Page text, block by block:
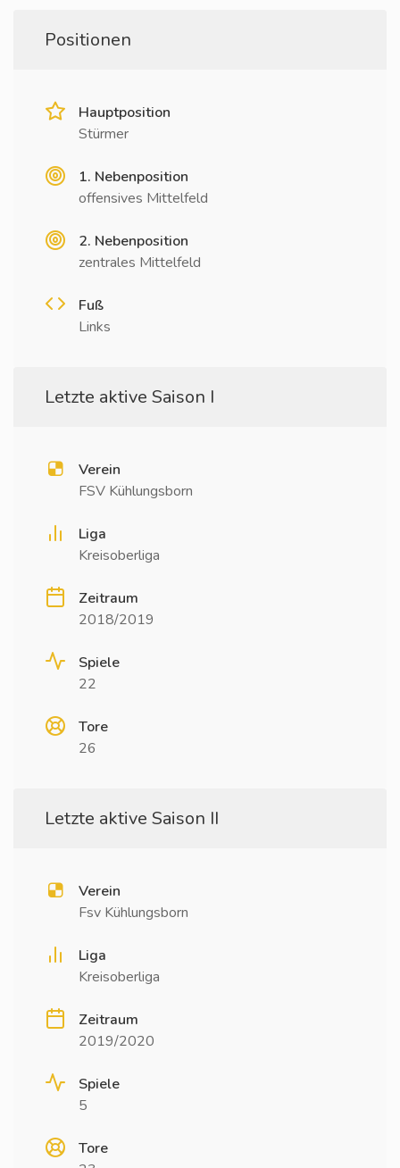
Positionen
Hauptposition
Stürmer
1. Nebenposition
offensives Mittelfeld
2. Nebenposition
zentrales Mittelfeld
Fuß
Links
Letzte aktive Saison I
Verein
FSV Kühlungsborn
Liga
Kreisoberliga
Zeitraum
2018/2019
Spiele
22
Tore
26
Letzte aktive Saison II
Verein
Fsv Kühlungsborn
Liga
Kreisoberliga
Zeitraum
2019/2020
Spiele
5
Tore